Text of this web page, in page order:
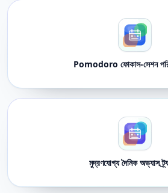
Pomodoro ফোকাস-সেশন
মুদ্রণযোগ্য দৈনিক অভ্যাস